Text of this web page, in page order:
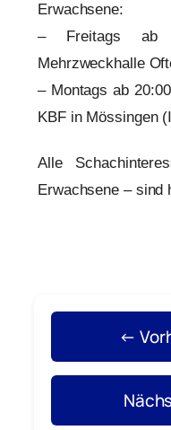
Erwachsene:
– Freitags ab
Mehrzweckhalle
– Montags ab
KBF in Mössingen
Alle
Erwachsene – sind
←